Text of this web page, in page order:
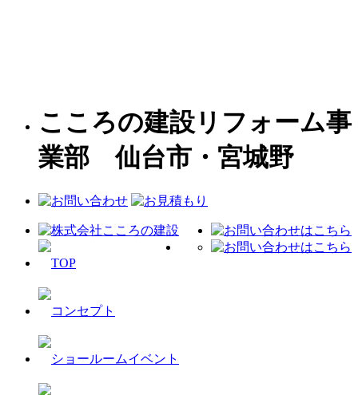
こころの建設リフォーム事
業部 仙台市・宮城野